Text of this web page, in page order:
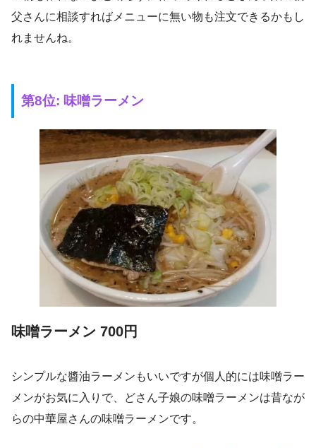
父さんに相談すればメニューに無い物も注文できるかもし
れませんね。
第8位: 味噌ラーメン
味噌ラーメン 700円
シンプルな醬油ラーメンもいいですが個人的には味噌ラー
メンがお気に入りで、どさん子娘の味噌ラーメンは昔なが
らの中華屋さんの味噌ラーメンです。